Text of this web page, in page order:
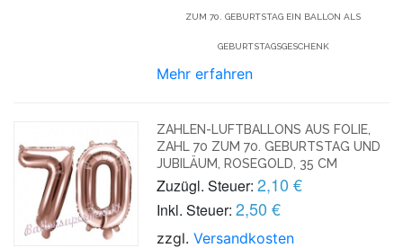
ZUM 70. GEBURTSTAG EIN BALLON ALS
GEBURTSTAGSGESCHENK
Mehr erfahren
ZAHLEN-LUFTBALLONS AUS FOLIE,
ZAHL 70 ZUM 70. GEBURTSTAG UND
JUBILÄUM, ROSEGOLD, 35 CM
Zuzügl. Steuer: 2,10 €
Inkl. Steuer: 2,50 €
zzgl.Versandkosten